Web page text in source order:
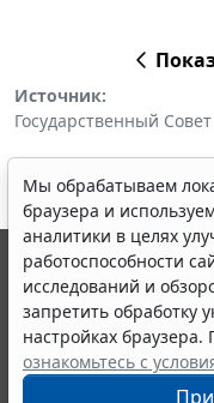
Источник:
Государственный
Мы обрабатываем
браузера и
аналитики в целях
работоспособности
исследований и
запретить обработку
настройках браузера.
ознакомьтесь с
© ООО "НПП "ГАРАНТ-
выпускается с 1990
являются
информации ГАРАНТ.
Портал ГАРАНТ.РУ